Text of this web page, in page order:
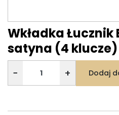
Wkładka Łucznik
satyna (4 klucze)
− + Dodaj